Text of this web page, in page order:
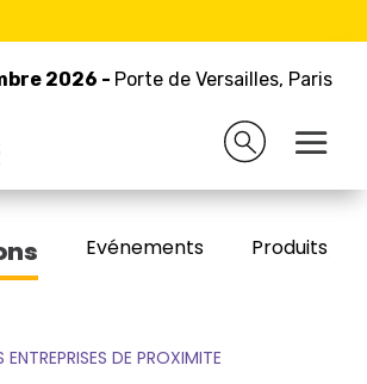
2026 - Porte de Versailles, Paris
2026 - Porte de Versailles, Paris
des exposants
Evénements Produits/
DE PROXIMITE